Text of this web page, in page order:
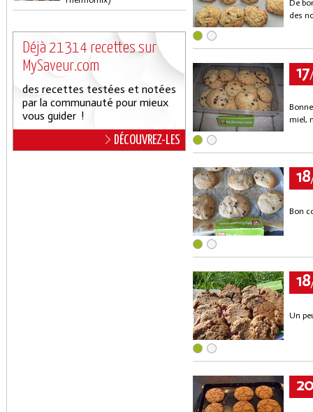
Déjà 21314 recettes sur
MySaveur.com
des recettes testées et notées
par la communauté pour mieux
vous guider !
DÉCOUVREZ-LES
De
des
17
miel,
18
Bon
18
Un
20